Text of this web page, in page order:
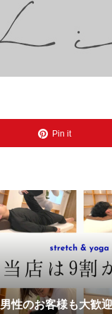
Pin it
男性のお客様も大歓